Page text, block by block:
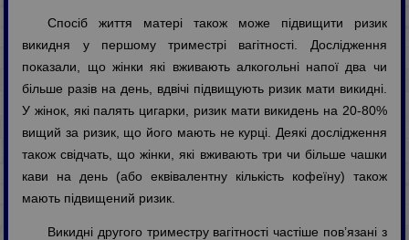
Спосіб життя матері також може підвищити ризик
викидня у першому триместрі вагітності. Дослідження
показали, що жінки які вживають алкогольні напої два чи
більше разів на день, вдвічі підвищують ризик мати викидні.
У жінок, які палять цигарки, ризик мати викидень на 20-80%
вищий за ризик, що його мають не курці. Деякі дослідження
також свідчать, що жінки, які вживають три чи більше чашки
кави на день (або еквівалентну кількість кофеїну) також
мають підвищений ризик.
Викидні другого триместру вагітності частіше пов’язані з